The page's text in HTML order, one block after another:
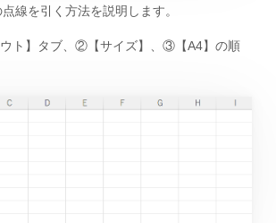
線を引く方法を説明します。
ト】タブ、②【サイズ】、③【A4】の順